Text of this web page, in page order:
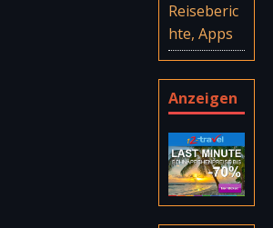
Reiseberic
hte, Apps
Anzeigen